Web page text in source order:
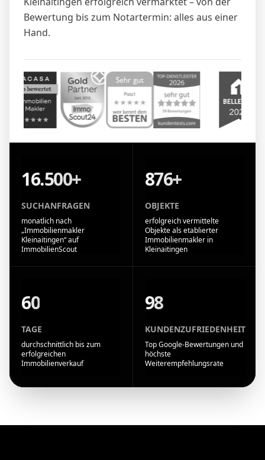
Bewertung bis zum Notartermin: alles aus einer
Hand.
16.500+
SUCHANFRAGEN
monatlich nach
„Immobilienmakler
Kleinaitingen“ auf
ImmobilienScout
876+
OBJEKTE
erfolgreich vermittelte
Objekte als etablierter
Immobilienmakler in
Kleinaitingen
60
TAGE
durchschnittlich bis zum
erfolgreichen
Immobilienverkauf
98
KUNDENZUFRIEDENHEIT
Top Google-Bewertungen und
höchste
Weiterempfehlungsrate